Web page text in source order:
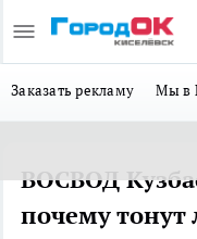
Заказать рекламу Мы в
ВОСВОД
почему тонут